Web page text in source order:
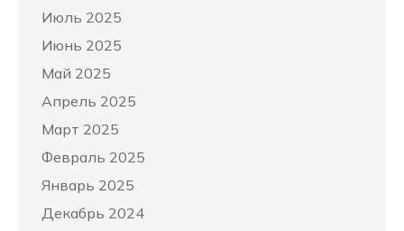
Июль 2025
Июнь 2025
Май 2025
Апрель 2025
Март 2025
Февраль 2025
Январь 2025
Декабрь 2024